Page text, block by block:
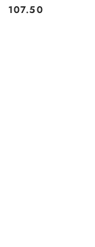
Cena:
Cena:
107.50